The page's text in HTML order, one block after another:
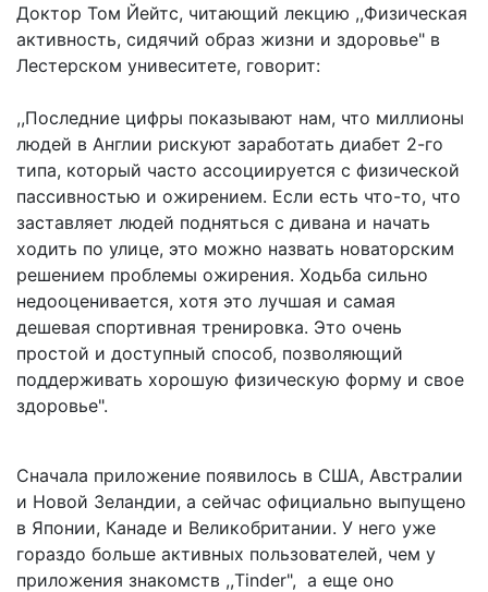
Доктор Том Йейтс, читающий лекцию ,,Физическая
активность, сидячий образ жизни и здоровье" в
Лестерском унивеситете, говорит:
,,Последние цифры показывают нам, что миллионы
людей в Англии рискуют заработать диабет 2-го
типа, который часто ассоциируется с физической
пассивностью и ожирением. Eсли есть что-то, что
заставляет людей подняться с дивана и начать
ходить по улице, это можно назвать новаторским
решением проблемы ожирения. Ходьба сильно
недооценивается, хотя это лучшая и самая
дешевая спортивная тренировка. Это очень
простой и доступный способ, позвoляющий
поддерживать хорошую физическую форму и свое
здоровье".
Сначала приложение появилось в США, Австралии
и Новой Зеландии, а сейчас официально выпущено
в Японии, Канаде и Великобритании. У него уже
гораздо больше активных пользователей, чем у
приложения знакомств ,,Tinder", а еще оно